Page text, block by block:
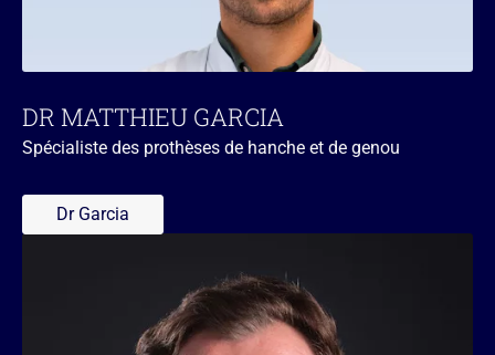
DR MATTHIEU GARCIA
Spécialiste des prothèses de hanche et de genou
Dr Garcia